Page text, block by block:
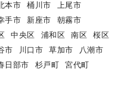
本市 桶川市
上尾市
手市 新座市
朝霧市
中央区 浦和区 南区
桜区
市 川口市 草加市
八潮市
日部市 杉戸町
宮代町